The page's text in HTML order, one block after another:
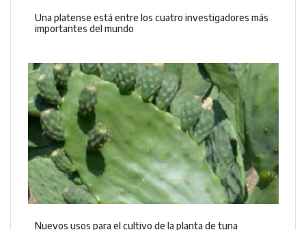
Una platense está entre los cuatro investigadores más
importantes del mundo
Nuevos usos para el cultivo de la planta de tuna